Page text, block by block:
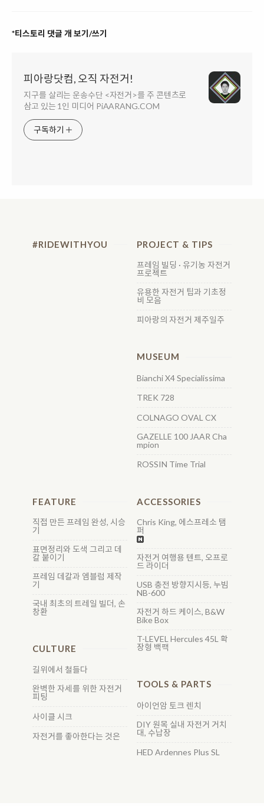
*티스토리 댓글 개 보기/쓰기
피아랑닷컴, 오직 자전거!
지구를 살리는 운송수단 <자전거>를 주 콘텐츠로
삼고 있는 1인 미디어 PiAARANG.COM
구독하기
#RIDEWITHYOU PROJECT & TIPS
프레임 빌딩 · 유기농 자전거
프로젝트
유용한 자전거 팁과 기초정
비 모음
피아랑의 자전거 제주일주
MUSEUM
Bianchi X4 Specialissima
TREK 728
COLNAGO OVAL CX
GAZELLE 100 JAAR Cha
mpion
ROSSIN Time Trial
FEATURE
직접 만든 프레임 완성, 시승
기
표면정리와 도색 그리고 데
칼 붙이기
프레임 데칼과 엠블럼 제작
기
국내 최초의 트레일 빌더, 손
창환
CULTURE
길위에서 철들다
완벽한 자세를 위한 자전거
피팅
사이클 시크
자전거를 좋아한다는 것은
ACCESSORIES
Chris King, 에스프레소 탬
퍼
자전거 여행용 텐트, 오프로
드 라이더
USB 충전 방향지시등, 누빔
NB-600
자전거 하드 케이스, B&W
Bike Box
T-LEVEL Hercules 45L 확
장형 백팩
TOOLS & PARTS
아이언암 토크 렌치
DIY 원목 실내 자전거 거치
대, 수납장
HED Ardennes Plus SL